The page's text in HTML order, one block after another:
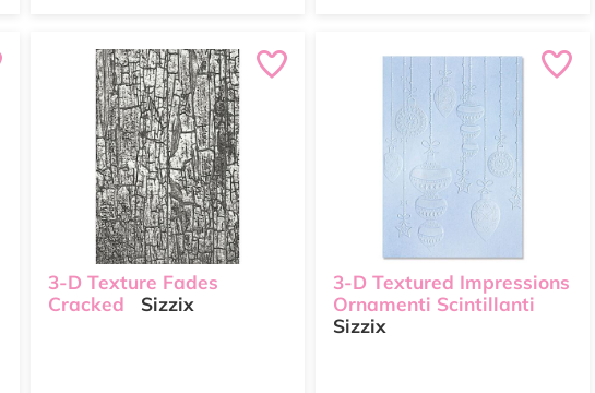
3-D Texture Fades
Cracked
Sizzix
3-D Textured Impressions
Ornamenti Scintillanti
Sizzix